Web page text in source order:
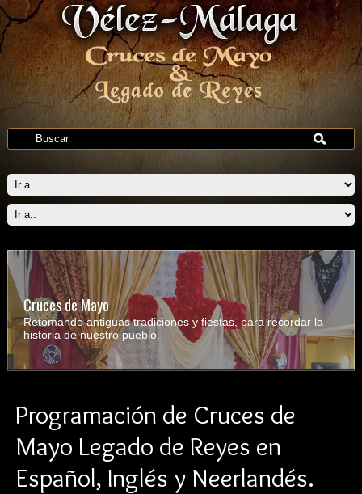
Cruces de Mayo
Retomando antiguas tradiciones y fiestas, para recordar la
historia de nuestro pueblo.
Programación de Cruces de
Mayo Legado de Reyes en
Español, Inglés y Neerlandés.